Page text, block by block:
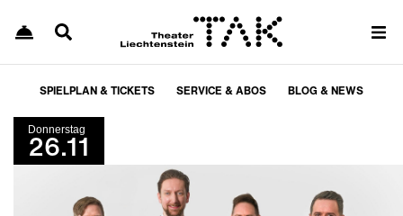
SPIELPLAN & TICKETS SERVICE & ABOS BLOG & NEWS
Donnerstag
26.11